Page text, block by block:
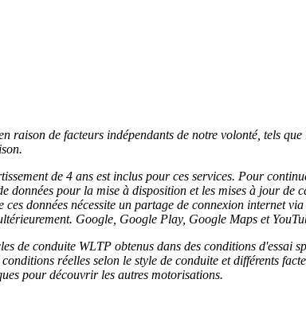
de facteurs indépendants de notre volonté, tels que
de 4 ans est inclus pour ces services. Pour
pour la mise à disposition et les mises à jour de
données nécessite un partage de connexion internet
Google, Google Play, Google Maps et
de conduite WLTP obtenus dans des conditions d'essai
réelles selon le style de conduite et différents
pour découvrir les autres motorisations.